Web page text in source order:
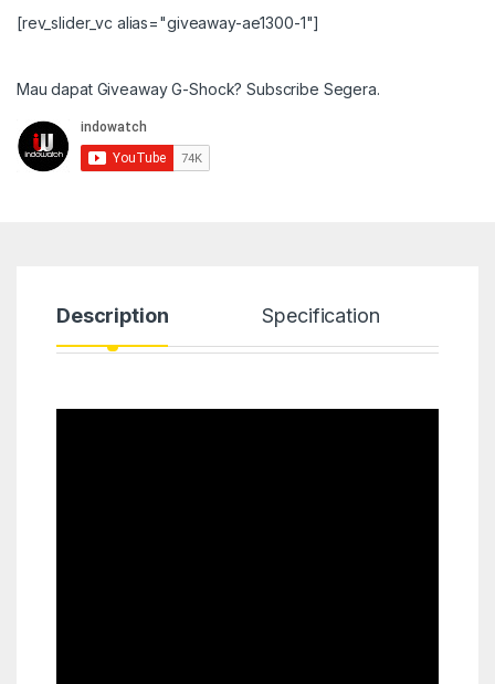
[rev_slider_vc alias="giveaway-ae1300-1"]
Mau dapat Giveaway G-Shock? Subscribe Segera.
Description Specification